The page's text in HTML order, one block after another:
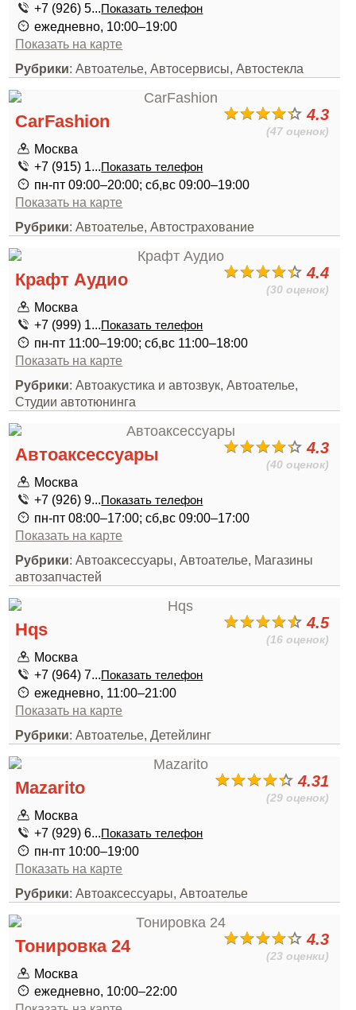
+7 (926) 5...Показать телефон
ежедневно, 10:00–19:00
Показать на карте
Рубрики: Автоателье, Автосервисы, Автостекла
4.3
(47 оценок)
CarFashion
Москва
+7 (915) 1...Показать телефон
пн-пт 09:00–20:00; сб,вс 09:00–19:00
Показать на карте
Рубрики: Автоателье, Автострахование
4.4
(30 оценок)
Крафт Аудио
Москва
+7 (999) 1...Показать телефон
пн-пт 11:00–19:00; сб,вс 11:00–18:00
Показать на карте
Рубрики: Автоакустика и автозвук, Автоателье,
Студии автотюнинга
4.3
(40 оценок)
Автоаксессуары
Москва
+7 (926) 9...Показать телефон
пн-пт 08:00–17:00; сб,вс 09:00–17:00
Показать на карте
Рубрики: Автоаксессуары, Автоателье, Магазины
автозапчастей
4.5
(16 оценок)
Hqs
Москва
+7 (964) 7...Показать телефон
ежедневно, 11:00–21:00
Показать на карте
Рубрики: Автоателье, Детейлинг
4.31
(29 оценок)
Mazarito
Москва
+7 (929) 6...Показать телефон
пн-пт 10:00–19:00
Показать на карте
Рубрики: Автоаксессуары, Автоателье
4.3
(23 оценки)
Тонировка 24
Москва
ежедневно, 10:00–22:00